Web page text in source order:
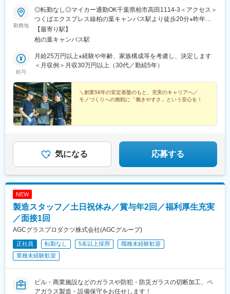
勤務地
◎転勤なし◎マイカー通勤OK千葉県柏市高田1114-3＜アクセス＞
つくばエクスプレス線柏の葉キャンパス駅より徒歩20分※昨年、
新たに第二工場を設立！※受動喫煙対策あり
【最寄り駅】
柏の葉キャンパス駅
給与
月給25万円以上※経験や年齢、家族構成等を考慮し、決定します
＜月収例＞月収30万円以上（30代／勤続5年）
＼創業58年の安定基盤のもと、充実のキャリアへ／
モノづくりへの挑戦に「働きやすさ」という安心を！
気になる 応募する
NEW
製造スタッフ／土日祝休み／賞与年2回／福利厚生充実
／面接1回
AGCグラスプロダクツ株式会社(AGCグループ)
正社員 転勤なし 5名以上採用
職種未経験歓迎
業種未経験歓迎
ビル・商業施設などのガラスや防犯・防災ガラスの切断加工、ペ
アガラス製造・設備保守をお任せします！